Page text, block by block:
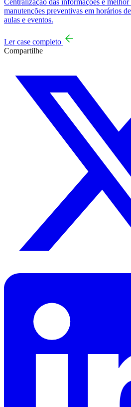
Centralização das informações e
manutenções preventivas em horários
aulas e eventos.
Ler case completo
Compartilhe